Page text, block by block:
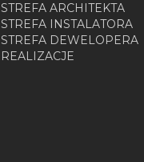
STREFA ARCHITEKTA
STREFA INSTALATORA
STREFA DEWELOPERA
REALIZACJE